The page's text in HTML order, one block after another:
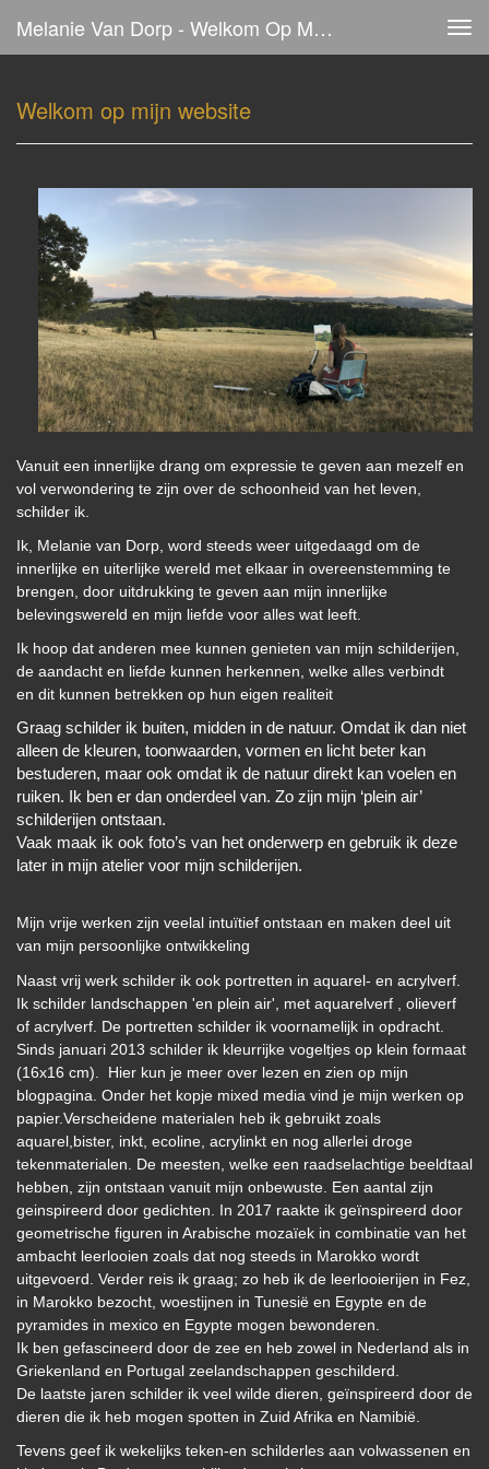
Melanie Van Dorp - Welkom Op Mijn Website
Welkom op mijn website
Vanuit een innerlijke drang om expressie te geven aan mezelf en
vol verwondering te zijn over de schoonheid van het leven,
schilder ik.
Ik, Melanie van Dorp, word steeds weer uitgedaagd om de
innerlijke en uiterlijke wereld met elkaar in overeenstemming te
brengen, door uitdrukking te geven aan mijn innerlijke
belevingswereld en mijn liefde voor alles wat leeft.
Ik hoop dat anderen mee kunnen genieten van mijn schilderijen,
de aandacht en liefde kunnen herkennen, welke alles verbindt
en dit kunnen betrekken op hun eigen realiteit
Graag schilder ik buiten, midden in de natuur. Omdat ik dan niet
alleen de kleuren, toonwaarden, vormen en licht beter kan
bestuderen, maar ook omdat ik de natuur direkt kan voelen en
ruiken. Ik ben er dan onderdeel van. Zo zijn mijn ‘plein air’
schilderijen ontstaan.
Vaak maak ik ook foto’s van het onderwerp en gebruik ik deze
later in mijn atelier voor mijn schilderijen.
Mijn vrije werken zijn veelal intuïtief ontstaan en maken deel uit
van mijn persoonlijke ontwikkeling
Naast vrij werk schilder ik ook portretten in aquarel- en acrylverf.
Ik schilder landschappen 'en plein air', met aquarelverf , olieverf
of acrylverf. De portretten schilder ik voornamelijk in opdracht.
Sinds januari 2013 schilder ik kleurrijke vogeltjes op klein formaat
(16x16 cm). Hier kun je meer over lezen en zien op mijn
blogpagina. Onder het kopje mixed media vind je mijn werken op
papier.Verscheidene materialen heb ik gebruikt zoals
aquarel,bister, inkt, ecoline, acrylinkt en nog allerlei droge
tekenmaterialen. De meesten, welke een raadselachtige beeldtaal
hebben, zijn ontstaan vanuit mijn onbewuste. Een aantal zijn
geinspireerd door gedichten. In 2017 raakte ik geïnspireerd door
geometrische figuren in Arabische mozaïek in combinatie van het
ambacht leerlooien zoals dat nog steeds in Marokko wordt
uitgevoerd. Verder reis ik graag; zo heb ik de leerlooierijen in Fez,
in Marokko bezocht, woestijnen in Tunesië en Egypte en de
pyramides in mexico en Egypte mogen bewonderen.
Ik ben gefascineerd door de zee en heb zowel in Nederland als in
Griekenland en Portugal zeelandschappen geschilderd.
De laatste jaren schilder ik veel wilde dieren, geïnspireerd door de
dieren die ik heb mogen spotten in Zuid Afrika en Namibië.
Tevens geef ik wekelijks teken-en schilderles aan volwassenen en